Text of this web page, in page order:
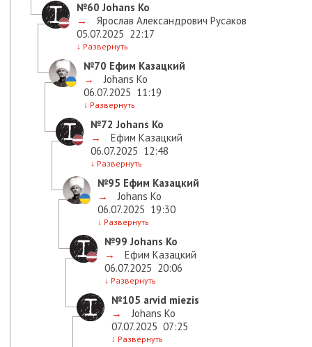
№60 Johans Ko
→
Ярослав Александрович Русаков
05.07.2025 22:17
↓ Развернуть
№70 Ефим Казацкий
→
Johans Ko
06.07.2025 11:19
↓ Развернуть
№72 Johans Ko
→
Ефим Казацкий
06.07.2025 12:48
↓ Развернуть
№95 Ефим Казацкий
→
Johans Ko
06.07.2025 19:30
↓ Развернуть
№99 Johans Ko
→
Ефим Казацкий
06.07.2025 20:06
↓ Развернуть
№105 arvid miezis
→
Johans Ko
07.07.2025 07:25
↓ Развернуть